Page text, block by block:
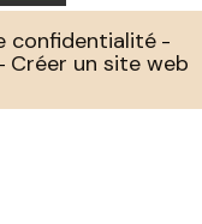
confidentialité
Créer un site web